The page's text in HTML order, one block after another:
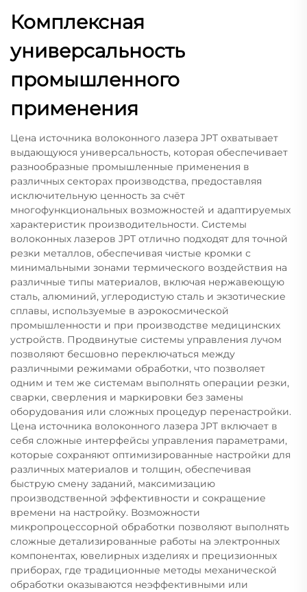
Комплексная
универсальность
промышленного
применения
Цена источника волоконного лазера JPT охватывает
выдающуюся универсальность, которая обеспечивает
разнообразные промышленные применения в
различных секторах производства, предоставляя
исключительную ценность за счёт
многофункциональных возможностей и адаптируемых
характеристик производительности. Системы
волоконных лазеров JPT отлично подходят для точной
резки металлов, обеспечивая чистые кромки с
минимальными зонами термического воздействия на
различные типы материалов, включая нержавеющую
сталь, алюминий, углеродистую сталь и экзотические
сплавы, используемые в аэрокосмической
промышленности и при производстве медицинских
устройств. Продвинутые системы управления лучом
позволяют бесшовно переключаться между
различными режимами обработки, что позволяет
одним и тем же системам выполнять операции резки,
сварки, сверления и маркировки без замены
оборудования или сложных процедур перенастройки.
Цена источника волоконного лазера JPT включает в
себя сложные интерфейсы управления параметрами,
которые сохраняют оптимизированные настройки для
различных материалов и толщин, обеспечивая
быструю смену заданий, максимизацию
производственной эффективности и сокращение
времени на настройку. Возможности
микропроцессорной обработки позволяют выполнять
сложные детализированные работы на электронных
компонентах, ювелирных изделиях и прецизионных
приборах, где традиционные методы механической
обработки оказываются неэффективными или